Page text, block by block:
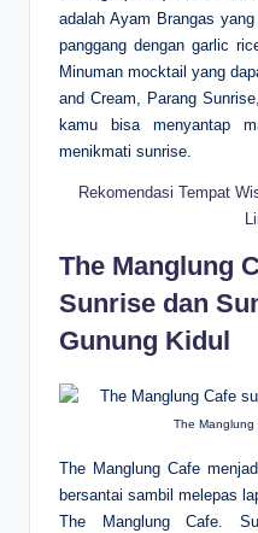
adalah Ayam Brangas
panggang dengan garlic
Minuman mocktail yang
and Cream, Parang
kamu bisa menyantap
menikmati sunrise.
Rekomendasi Tempat
The Manglung
Sunrise dan
Gunung Kidul
The Manglung
The Manglung Cafe
bersantai sambil melepas
The Manglung Cafe.